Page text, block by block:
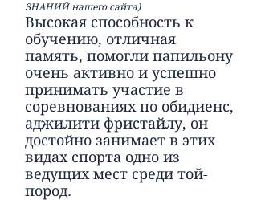
ЗНАНИЙ нашего сайта)
Высокая способность к
обучению, отличная
память, помогли папильону
очень активно и успешно
принимать участие в
соревнованиях по обидиенс,
аджилити фристайлу, он
достойно занимает в этих
видах спорта одно из
ведущих мест среди той-
пород.